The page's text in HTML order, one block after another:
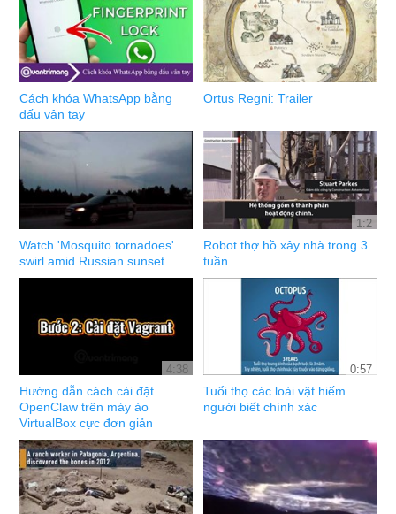
Cách khóa WhatsApp bằng
dấu vân tay
Ortus Regni: Trailer
Watch 'Mosquito tornadoes'
swirl amid Russian sunset
1:2
Robot thợ hồ xây nhà trong 3
tuần
4:38
Hướng dẫn cách cài đặt
OpenClaw trên máy ảo
VirtualBox cực đơn giản
0:57
Tuổi thọ các loài vật hiếm
người biết chính xác